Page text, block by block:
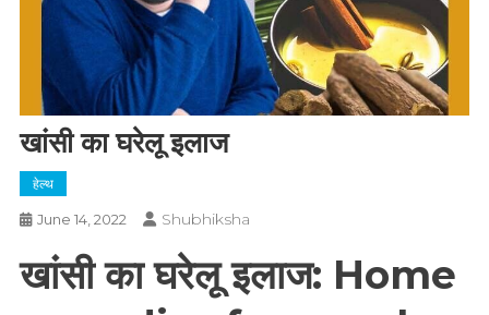
खांसी का घरेलू इलाज
हेल्थ
June 14, 2022 Shubhiksha
खांसी का घरेलू इलाज: Home